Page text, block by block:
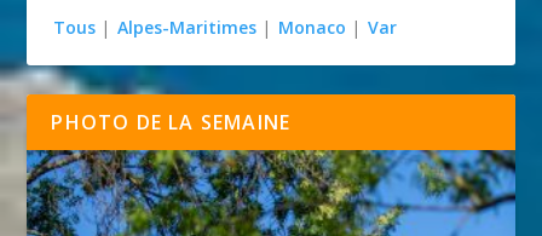
Tous | Alpes-Maritimes | Monaco | Var
PHOTO DE LA SEMAINE